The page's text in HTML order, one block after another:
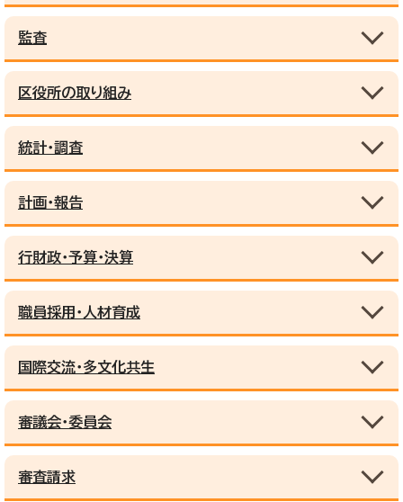
監査
区役所の取り組み
統計・調査
計画・報告
行財政・予算・決算
職員採用・人材育成
国際交流・多文化共生
審議会・委員会
審査請求